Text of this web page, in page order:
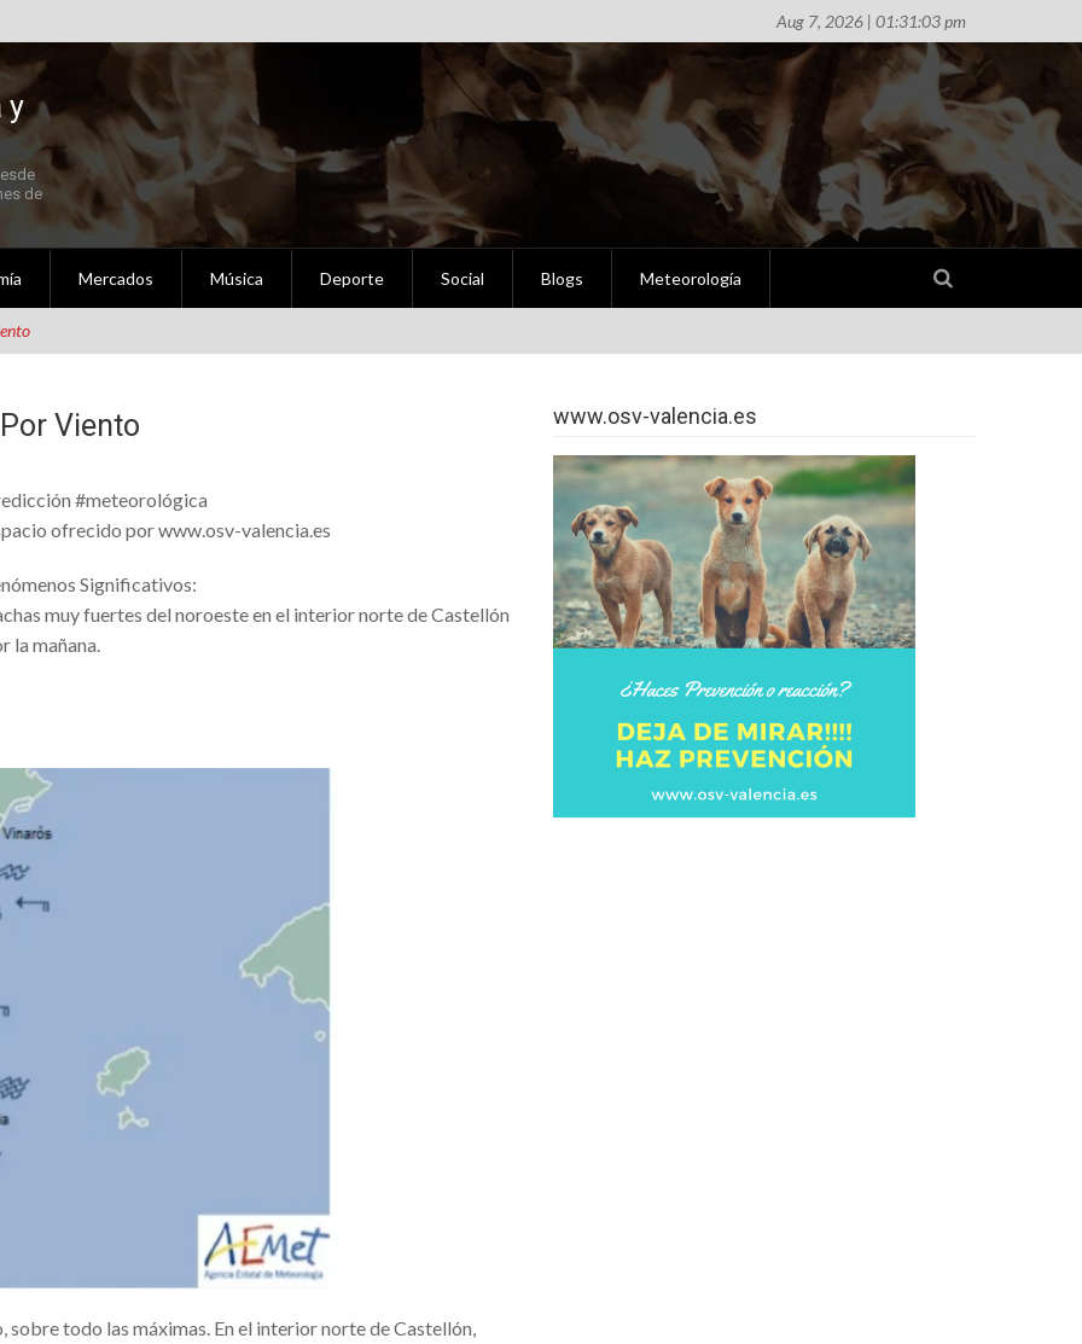
2021 en Septiembre
de Fallas Experimentales.
del momento
localmente fuertes.
de los centros de mayores en Valencia
Y COLOR DURANTE L’ALBA DE LES FALLES
PER A XIQUETS
PER A XIQUETS
se verá afectado por los actos que se celebrarán
que resume el origen en dos minutos
VALÈNCIA 2020FESTIVAL DANSA VALÈNCIA 2020
INAUGURAN ESTE FIN DE SEMANA LAS FALLAS 2020 #Falles2020
QUE SE DESARROLLARÁN EN BENICALAP
Aug 7, 2026 | 01:31:03 pm
y
de
Mercados Música Deporte Social Blogs Meteorología
Viento
#meteorológica
ofrecido por www.osv-valencia.es
Significativos:
muy fuertes del noroeste en el interior norte de Castellón
la mañana.
sobre todo las máximas. En el interior norte de Castellón,
www.osv-valencia.es